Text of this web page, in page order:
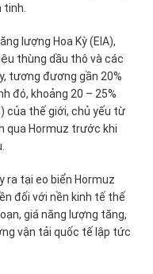
lượng Hoa Kỳ (EIA),
thùng dầu thô và các
tương đương gần 20%
đó, khoảng 20 – 25%
của thế giới, chủ yếu từ
qua Hormuz trước khi
ra tại eo biển Hormuz
đối với nền kinh tế thế
giá năng lượng tăng,
vận tải quốc tế lập tức